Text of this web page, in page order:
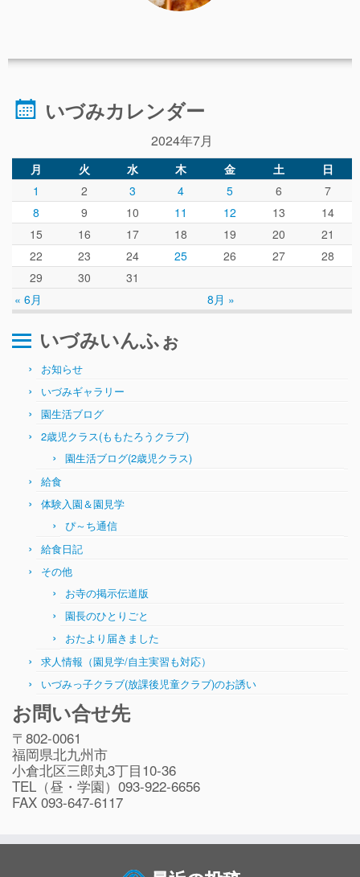
入会してから
園生活ブログ(2歳児クラス)
体験入園＆園見学
ぴ～ち通信
求人情報（園見学/自主実習も対応）
いづみカレンダー
2024年7月
月 火 水 木 金 土 日
« 6月 8月 »
1 2 3 4 5 6
7
8
9 10 11 12 13
14
15
16 17 18 19 20
21
22
23 24 25 26 27
28
29
30 31
いづみいんふぉ
お知らせ
いづみギャラリー
園生活ブログ
2歳児クラス(ももたろうクラブ)
園生活ブログ(2歳児クラス)
給食
体験入園＆園見学
ぴ～ち通信
給食日記
その他
お寺の掲示伝道版
園長のひとりごと
おたより届きました
求人情報（園見学/自主実習も対応）
いづみっ子クラブ(放課後児童クラブ)のお誘い
お問い合せ先
〒802-0061
福岡県北九州市
小倉北区三郎丸3丁目10-36
TEL（昼・学園）093-922-6656
FAX 093-647-6117